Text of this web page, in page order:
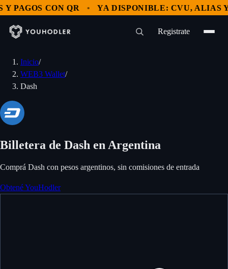
CON QR YA DISPONIBLE: CVU, ALIAS Y
Registrate
Inicio/
WEB3 Wallet/
Dash
Billetera de Dash en Argentina
Comprá Dash con pesos argentinos, sin comisiones de entrada
Obtené YouHodler